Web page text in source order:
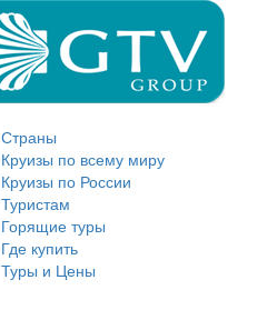
Страны
Круизы по всему миру
Круизы по России
Туристам
Горящие туры
Где купить
Туры и Цены